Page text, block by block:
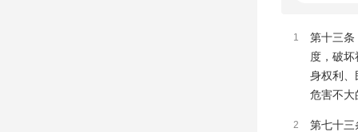
1
第十三条
度，破
身权利、
危害不大
2
第七十三